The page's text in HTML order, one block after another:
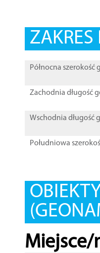
ZAKRES
Północna szerokość
Zachodnia długość
Wschodnia długość
Południowa